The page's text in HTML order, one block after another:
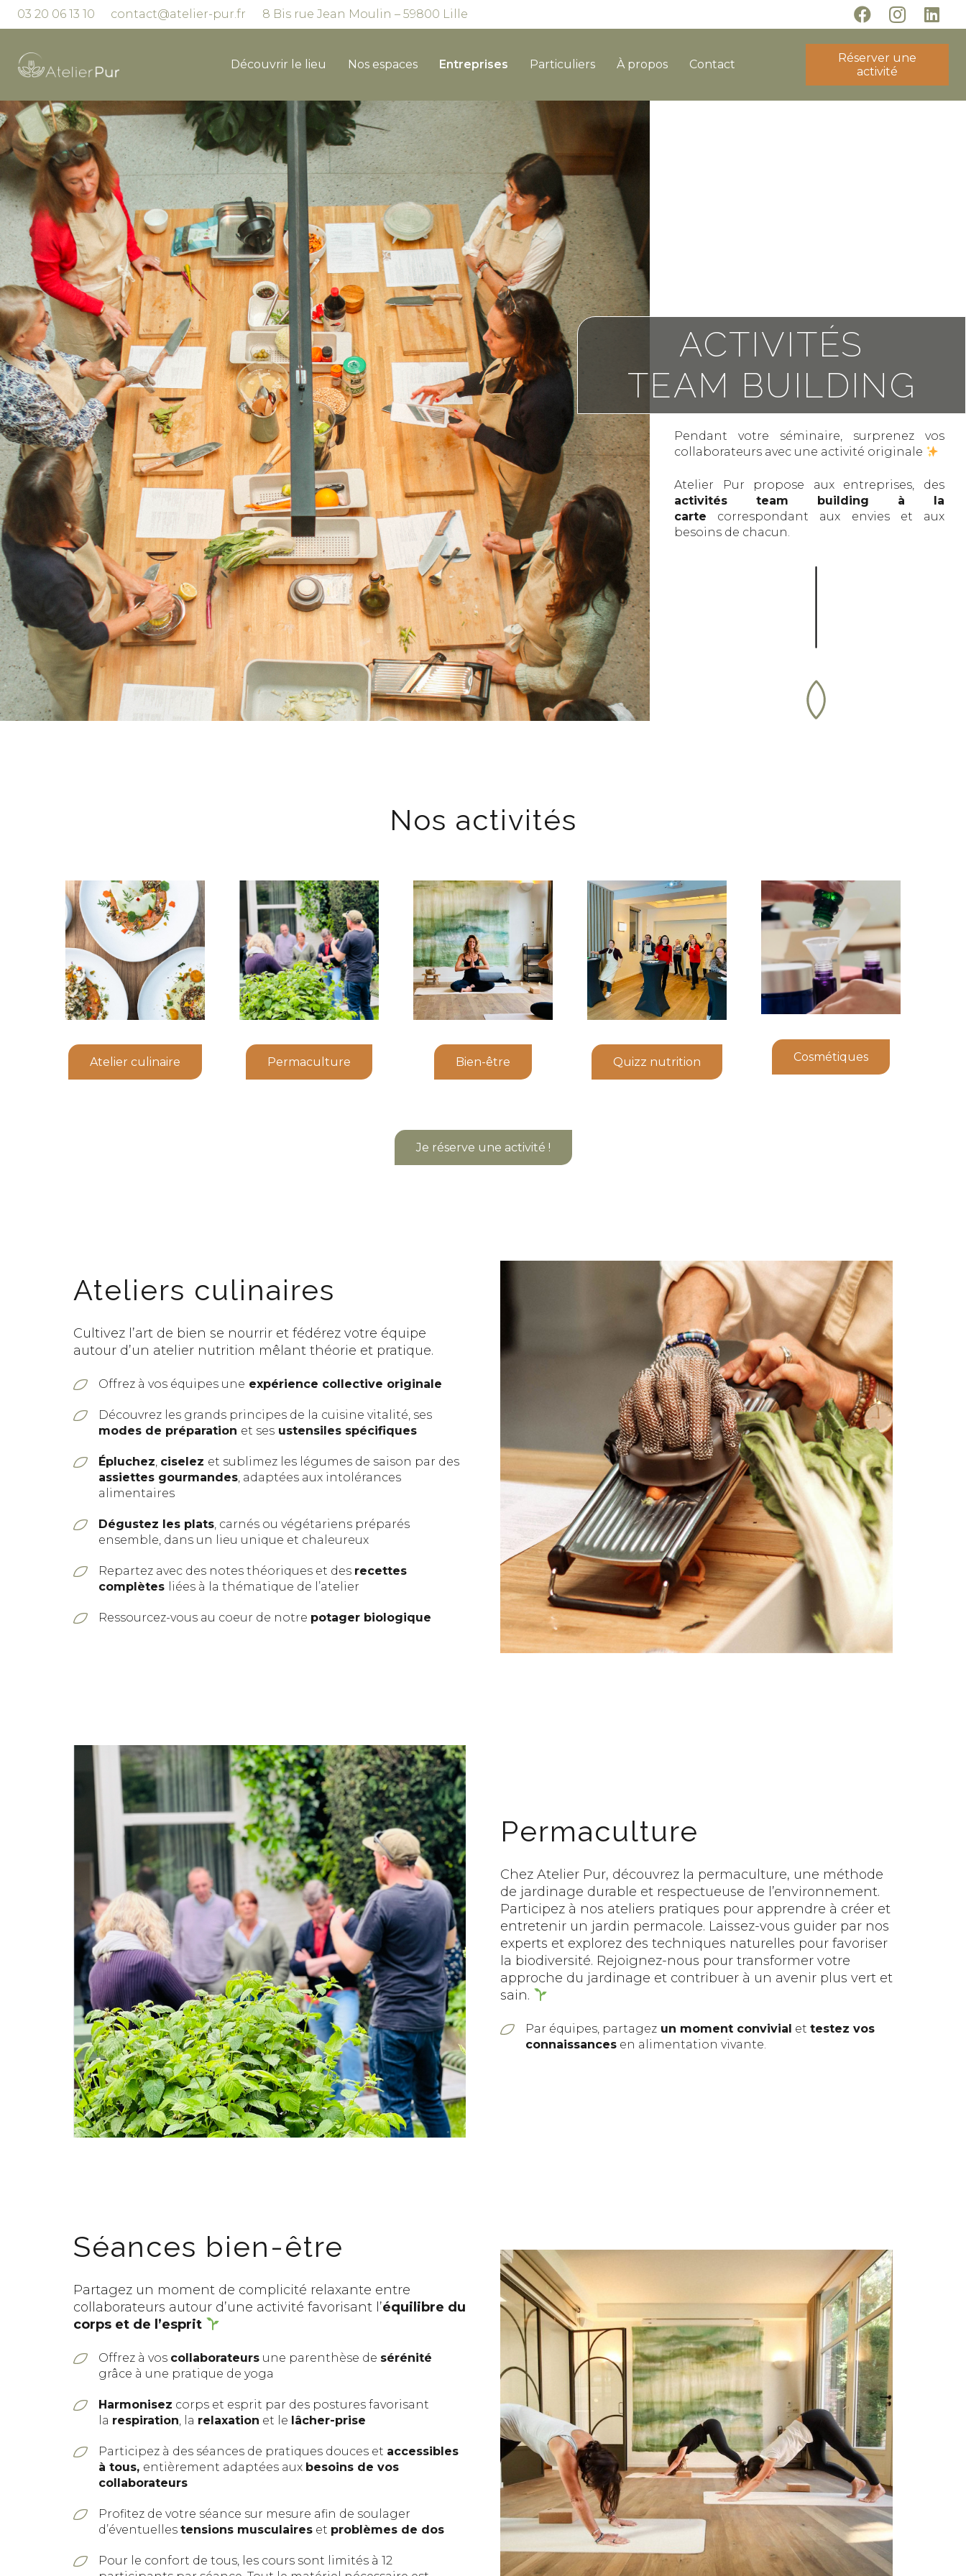
03 20 06 13 10 contact@atelier-pur.fr 8 Bis rue Jean Moulin – 59800 Lille
Découvrir le lieu Nos espaces Entreprises Particuliers À propos Contact
Réserver une
activité
ACTIVITÉS
TEAM BUILDING
Pendant votre séminaire, surprenez vos
collaborateurs avec une activité originale
Atelier Pur propose aux entreprises, des
activités team building à la
carte correspondant aux envies et aux
besoins de chacun.
Nos activités
Atelier culinaire Permaculture Bien-être Quizz nutrition Cosmétiques
Je réserve une activité !
Ateliers culinaires
Cultivez l’art de bien se nourrir et fédérez votre équipe
autour d’un atelier nutrition mêlant théorie et pratique.
Offrez à vos équipes une expérience collective originale
Découvrez les grands principes de la cuisine vitalité, ses
modes de préparation et ses ustensiles spécifiques
Épluchez ciselez et sublimez les légumes de saison par des
assiettes gourmandes , adaptées aux intolérances
alimentaires
Dégustez les plats , carnés ou végétariens préparés
ensemble, dans un lieu unique et chaleureux
Repartez avec des notes théoriques et des recettes
complètes liées à la thématique de l’atelier
Ressourcez-vous au coeur de notre potager biologique
Permaculture
Chez Atelier Pur, découvrez la permaculture, une méthode
de jardinage durable et respectueuse de l’environnement.
Participez à nos ateliers pratiques pour apprendre à créer et
entretenir un jardin permacole. Laissez-vous guider par nos
experts et explorez des techniques naturelles pour favoriser
la biodiversité. Rejoignez-nous pour transformer votre
approche du jardinage et contribuer à un avenir plus vert et
sain.
Par équipes, partagez un moment convivial et testez vos
connaissances en alimentation vivante.
Séances bien-être
Partagez un moment de complicité relaxante entre
collaborateurs autour d’une activité favorisant l’équilibre du
corps et de l’esprit
Offrez à vos collaborateurs une parenthèse de sérénité
grâce à une pratique de yoga
Harmonisez corps et esprit par des postures favorisant
la respiration , la relaxation et le lâcher-prise
Participez à des séances de pratiques douces et accessibles
à tous, entièrement adaptées aux besoins de vos
collaborateurs
Profitez de votre séance sur mesure afin de soulager
d’éventuelles tensions musculaires et problèmes de dos
Pour le confort de tous, les cours sont limités à 12